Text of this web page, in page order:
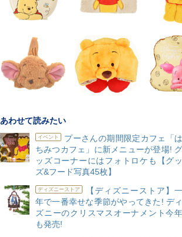
あわせて読みたい
イベント
プーさんの期間限定カフェ「は
ちみつカフェ」に新メニューが登場! グ
ッズコーナーにはフォトロケも【グッ
ズ&フード写真45枚】
ディズニーストア
【ディズニーストア】一
年で一番幸せな季節がやってきた! ディ
ズニーのクリスマスオーナメント今年
も発売!